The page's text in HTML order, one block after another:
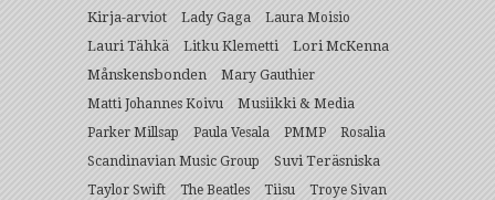
Kirja-arviot Lady Gaga Laura Moisio
Lauri Tähkä Litku Klemetti
Lori McKenna
Månskensbonden
Mary Gauthier
Matti Johannes Koivu
Musiikki & Media
Parker Millsap Paula Vesala PMMP
Rosalia
Scandinavian Music Group
Suvi Teräsniska
Taylor Swift The Beatles Tiisu Troye Sivan